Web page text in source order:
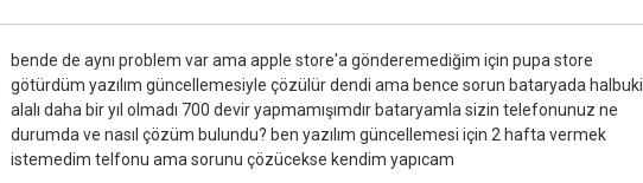
bende de aynı problem var ama apple store'a gönderemediğim için pupa store
götürdüm yazılım güncellemesiyle çözülür dendi ama bence sorun bataryada halbuki
alalı daha bir yıl olmadı 700 devir yapmamışımdır bataryamla sizin telefonunuz ne
durumda ve nasıl çözüm bulundu? ben yazılım güncellemesi için 2 hafta vermek
istemedim telfonu ama sorunu çözücekse kendim yapıcam